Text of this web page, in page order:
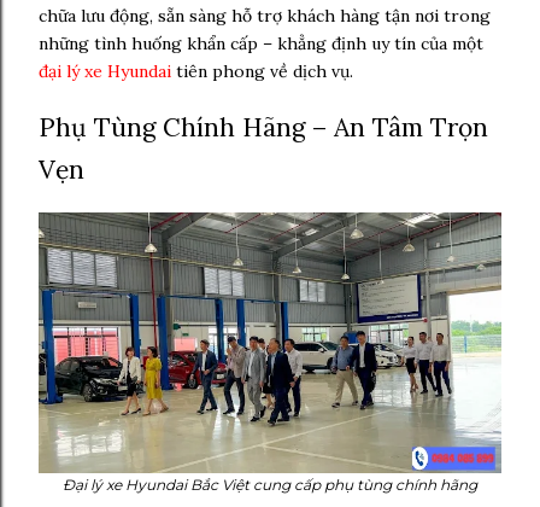
chữa lưu động, sẵn sàng hỗ trợ khách hàng tận nơi trong
những tình huống khẩn cấp – khẳng định uy tín của một
đại lý xe Hyundai tiên phong về dịch vụ.
Phụ Tùng Chính Hãng – An Tâm Trọn
Vẹn
Đại lý xe Hyundai Bắc Việt cung cấp phụ tùng chính hãng